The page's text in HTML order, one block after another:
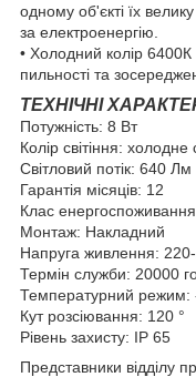
одному об'єкті їх
за електроенергію.
• Холодний колір
пильності та
ТЕХНІЧНІ
Потужність: 8 Вт
Колір світіння: холодне
Світловий потік: 640 Лм
Гарантія місяців: 12
Клас
Монтаж: Накладний
Напруга живлення:
Термін служби: 20000
Температурний режим:
Кут розсіювання: 120 °
Рівень захисту: IP 65
Представники відділу